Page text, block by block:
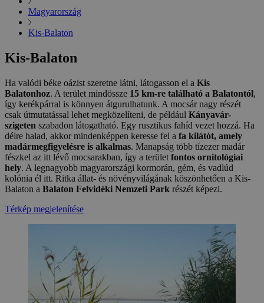
Magyarország
Kis-Balaton
Kis-Balaton
Ha valódi béke oázist szeretne látni, látogasson el a Kis
Balatonhoz. A terület mindössze 15 km-re található a Balatontól,
így kerékpárral is könnyen átgurulhatunk. A mocsár nagy részét
csak útmutatással lehet megközelíteni, de például Kányavár-
szigeten szabadon látogatható. Egy rusztikus fahíd vezet hozzá. Ha
délre halad, akkor mindenképpen keresse fel a fa kilátót, amely
madármegfigyelésre is alkalmas. Manapság több tízezer madár
fészkel az itt lévő mocsarakban, így a terület fontos ornitológiai
hely. A legnagyobb magyarországi kormorán, gém, és vadlúd
kolónia él itt. Ritka állat- és növényvilágának köszönhetően a Kis-
Balaton a Balaton Felvidéki Nemzeti Park részét képezi.
Térkép megjelenítése